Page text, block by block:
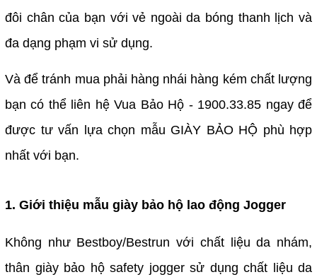
đôi chân của bạn với vẻ ngoài da bóng thanh lịch và
đa dạng phạm vi sử dụng.
Và để tránh mua phải hàng nhái hàng kém chất lượng
bạn có thể liên hệ Vua Bảo Hộ - 1900.33.85 ngay để
được tư vấn lựa chọn mẫu GIÀY BẢO HỘ phù hợp
nhất với bạn.
1. Giới thiệu mẫu giày bảo hộ lao động Jogger
Không như Bestboy/Bestrun với chất liệu da nhám,
thân giày bảo hộ safety jogger sử dụng chất liệu da